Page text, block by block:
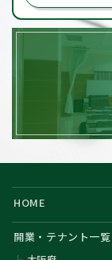
HOME
開業・テナント一覧